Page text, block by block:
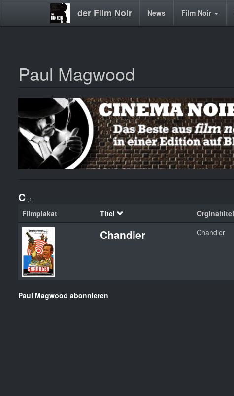
der Film Noir
Main News Film Noir
Paul Magwood
C (1)
Filmplakat Titel Orginaltitel
Chandler Chandler
Paul Magwood abonnieren